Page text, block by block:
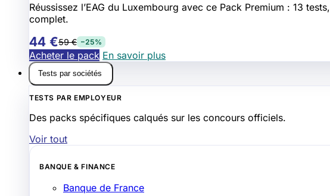
Réussissez l’EAG du Luxembourg avec ce Pack Premium : 13
complet.
44 €59 € −25%
Acheter le pack En savoir plus
Tests par sociétés
TESTS PAR EMPLOYEUR
Des packs spécifiques calqués sur les concours officiels.
Voir tout
BANQUE & FINANCE
Banque de France